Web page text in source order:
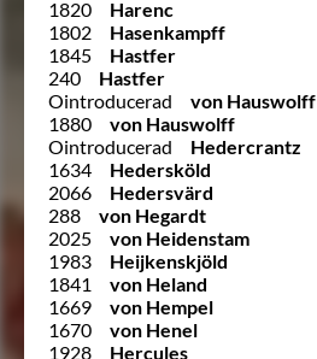
1820
Harenc
1802
Hasenkampff
1845
Hastfer
240
Hastfer
Ointroducerad
von Hauswolff
1880
von Hauswolff
Ointroducerad
Hedercrantz
1634
Hedersköld
2066
Hedersvärd
288
von Hegardt
2025
von Heidenstam
1983
Heijkenskjöld
1841
von Heland
1669
von Hempel
1670
von Henel
1928
Hercules